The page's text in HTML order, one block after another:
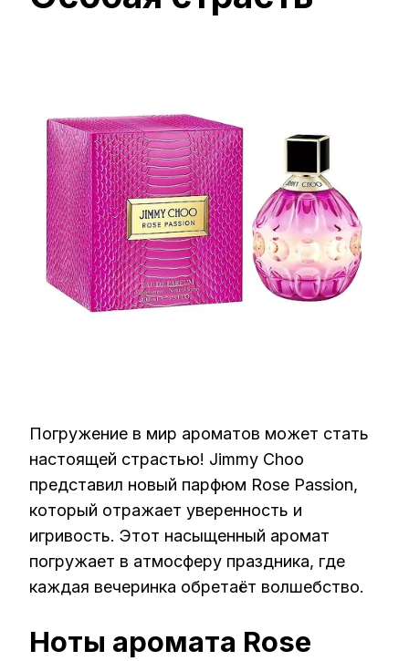
Погружение в мир ароматов может стать
настоящей страстью! Jimmy Choo
представил новый парфюм Rose Passion,
который отражает уверенность и
игривость. Этот насыщенный аромат
погружает в атмосферу праздника, где
каждая вечеринка обретаёт волшебство.
Ноты аромата Rose